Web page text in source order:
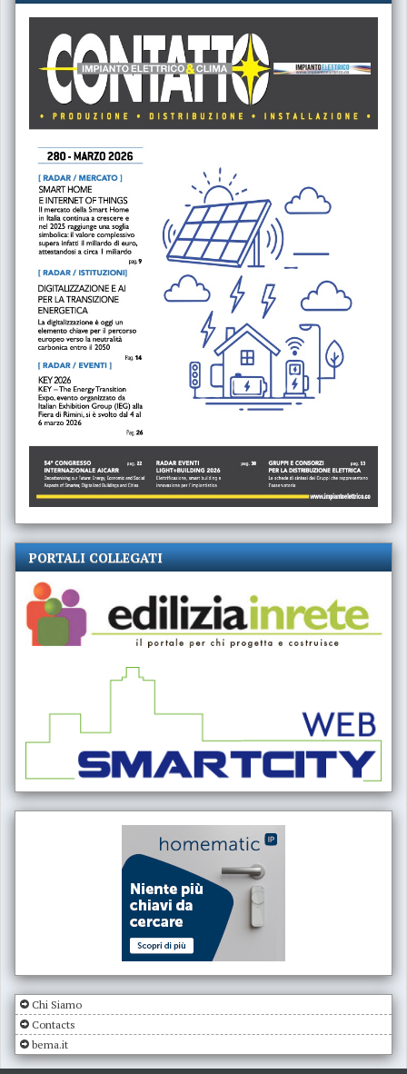
PORTALI COLLEGATI
Chi Siamo
Contacts
bema.it